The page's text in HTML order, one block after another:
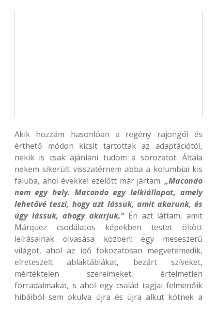
Akik hozzám hasonlóan a regény rajongói és
érthető módon kicsit tartottak az adaptációtól,
nekik is csak ajánlani tudom a sorozatot. Általa
nekem sikerült visszatérnem abba a kolumbiai kis
faluba, ahol évekkel ezelőtt már jártam. „Macondo
nem egy hely. Macondo egy lelkiállapot, amely
lehetővé teszi, hogy azt lássuk, amit akarunk, és
úgy lássuk, ahogy akarjuk.” Én azt láttam, amit
Márquez csodálatos képekben testet öltött
leírásainak olvasása közben: egy meseszerű
világot, ahol az idő fokozatosan megvetemedik,
elreteszelt ablaktáblákat, bezárt szíveket,
mértéktelen szerelmeket, értelmetlen
forradalmakat, s ahol egy család tagjai felmenőik
hibáiból sem okulva újra és újra alkut kötnek a